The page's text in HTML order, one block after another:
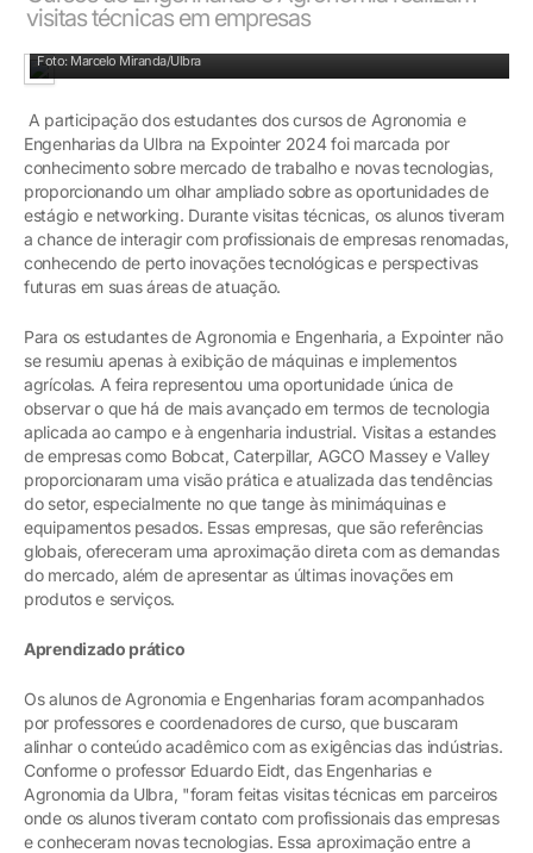
visitas técnicas em empresas
Foto: Marcelo Miranda/Ulbra
A participação dos estudantes dos cursos de Agronomia e
Engenharias da Ulbra na Expointer 2024 foi marcada por
conhecimento sobre mercado de trabalho e novas tecnologias,
proporcionando um olhar ampliado sobre as oportunidades de
estágio e networking. Durante visitas técnicas, os alunos tiveram
a chance de interagir com profissionais de empresas renomadas,
conhecendo de perto inovações tecnológicas e perspectivas
futuras em suas áreas de atuação.
Para os estudantes de Agronomia e Engenharia, a Expointer não
se resumiu apenas à exibição de máquinas e implementos
agrícolas. A feira representou uma oportunidade única de
observar o que há de mais avançado em termos de tecnologia
aplicada ao campo e à engenharia industrial. Visitas a estandes
de empresas como Bobcat, Caterpillar, AGCO Massey e Valley
proporcionaram uma visão prática e atualizada das tendências
do setor, especialmente no que tange às minimáquinas e
equipamentos pesados. Essas empresas, que são referências
globais, ofereceram uma aproximação direta com as demandas
do mercado, além de apresentar as últimas inovações em
produtos e serviços.
Aprendizado prático
Os alunos de Agronomia e Engenharias foram acompanhados
por professores e coordenadores de curso, que buscaram
alinhar o conteúdo acadêmico com as exigências das indústrias.
Conforme o professor Eduardo Eidt, das Engenharias e
Agronomia da Ulbra, "foram feitas visitas técnicas em parceiros
onde os alunos tiveram contato com profissionais das empresas
e conheceram novas tecnologias. Essa aproximação entre a